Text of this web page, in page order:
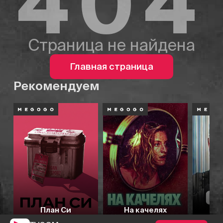
Страница не найдена
Главная страница
Рекомендуем
План Си На качелях